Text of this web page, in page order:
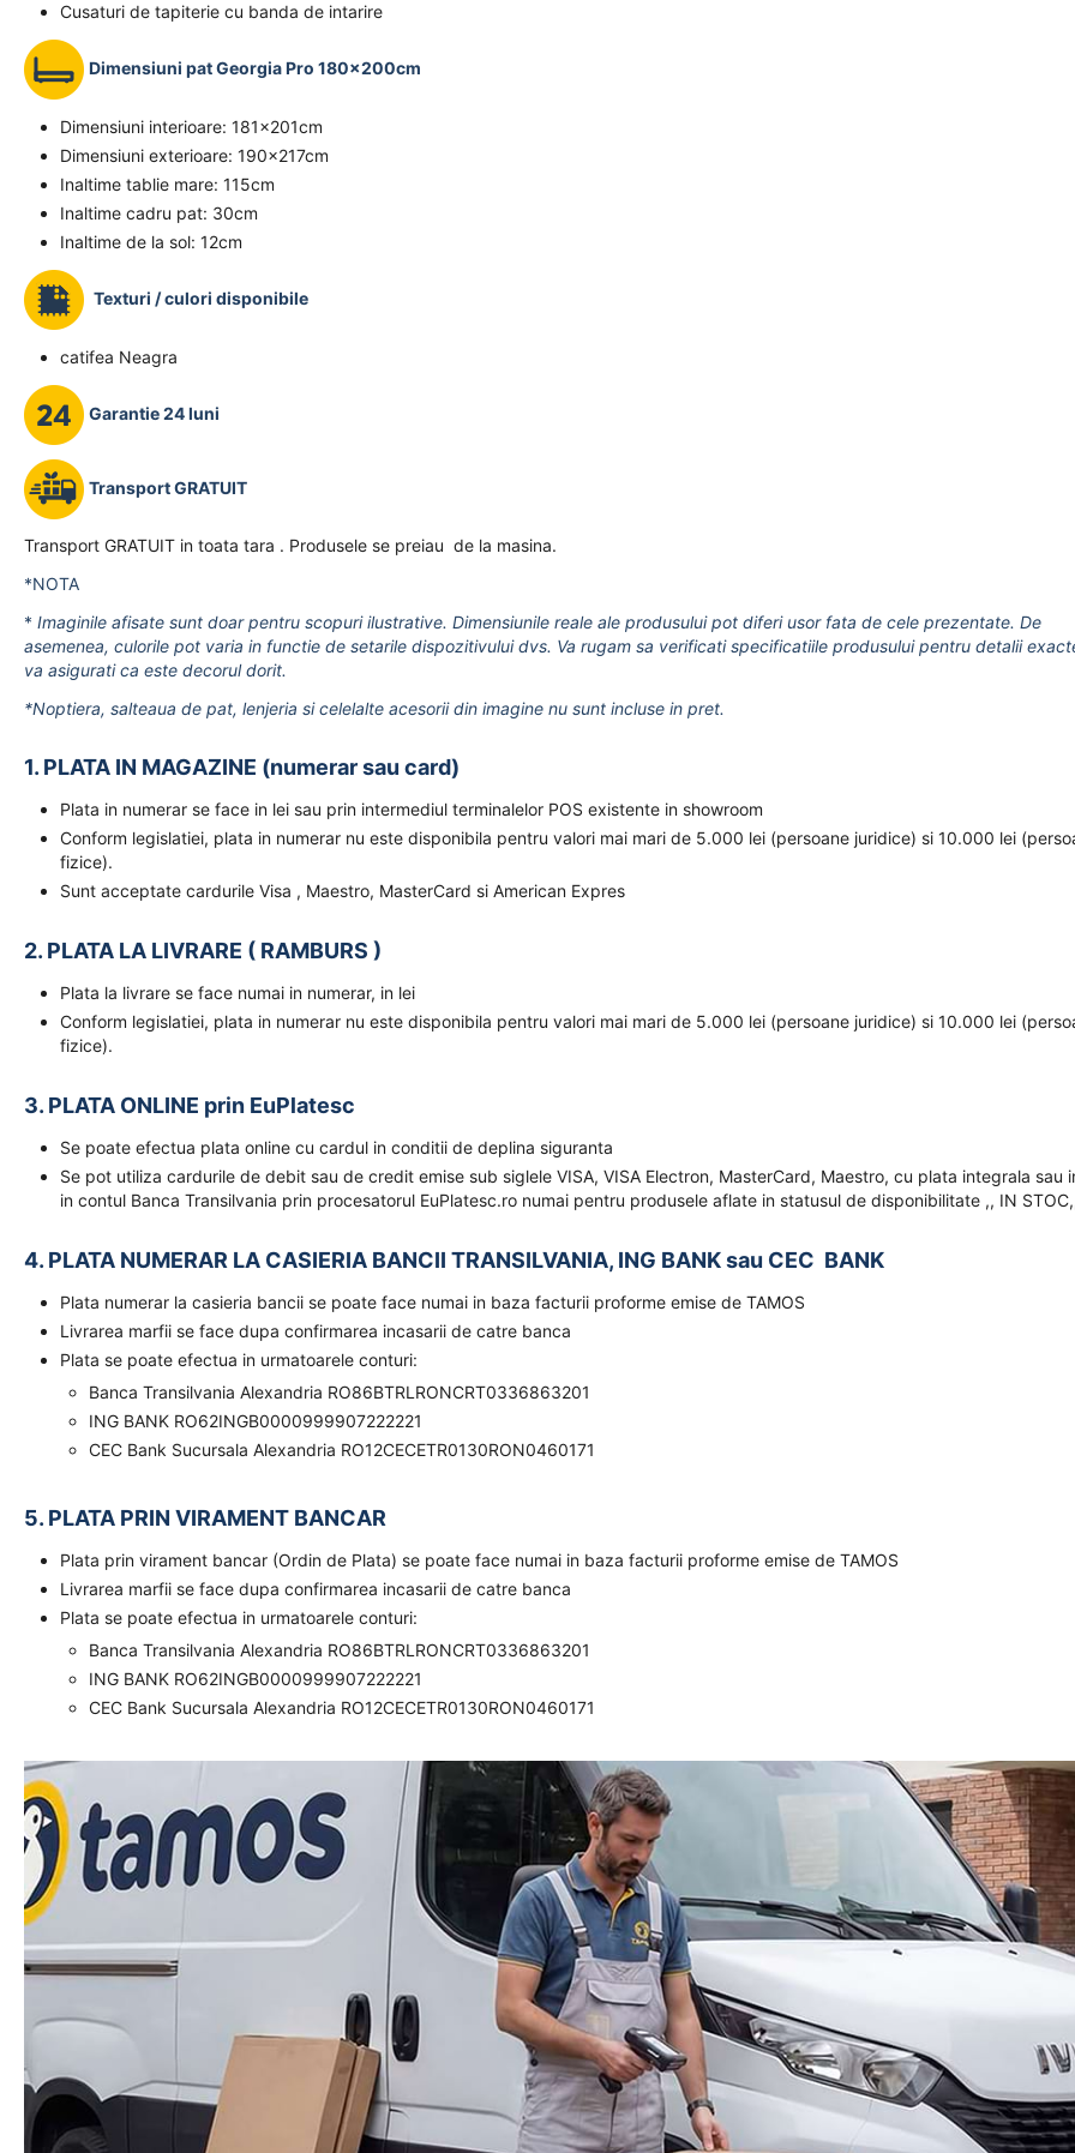
Cusaturi de tapiterie cu banda de intarire
Dimensiuni pat Georgia Pro 180x200cm
Dimensiuni interioare: 181x201cm
Dimensiuni exterioare: 190x217cm
Inaltime tablie mare: 115cm
Inaltime cadru pat: 30cm
Inaltime de la sol: 12cm
Texturi / culori disponibile
catifea Neagra
Garantie 24 luni
Transport GRATUIT
Transport GRATUIT in toata tara . Produsele se preiau de la masina.
*NOTA
* Imaginile afisate sunt doar pentru scopuri ilustrative. Dimensiunile reale ale produsului pot diferi usor fata de cele prezentate. De
asemenea, culorile pot varia in functie de setarile dispozitivului dvs. Va rugam sa verificati specificatiile produsului pentru detalii
va asigurati ca este decorul dorit.
*Noptiera, salteaua de pat, lenjeria si celelalte acesorii din imagine nu sunt incluse in pret.
1. PLATA IN MAGAZINE (numerar sau card)
Plata in numerar se face in lei sau prin intermediul terminalelor POS existente in showroom
Conform legislatiei, plata in numerar nu este disponibila pentru valori mai mari de 5.000 lei (persoane juridice) si 10.000 lei
fizice).
Sunt acceptate cardurile Visa , Maestro, MasterCard si American Expres
2. PLATA LA LIVRARE ( RAMBURS )
Plata la livrare se face numai in numerar, in lei
Conform legislatiei, plata in numerar nu este disponibila pentru valori mai mari de 5.000 lei (persoane juridice) si 10.000 lei
fizice).
3. PLATA ONLINE prin EuPlatesc
Se poate efectua plata online cu cardul in conditii de deplina siguranta
Se pot utiliza cardurile de debit sau de credit emise sub siglele VISA, VISA Electron, MasterCard, Maestro, cu plata integrala sau
in contul Banca Transilvania prin procesatorul EuPlatesc.ro numai pentru produsele aflate in statusul de disponibilitate ,, IN
4. PLATA NUMERAR LA CASIERIA BANCII TRANSILVANIA, ING BANK sau CEC BANK
Plata numerar la casieria bancii se poate face numai in baza facturii proforme emise de TAMOS
Livrarea marfii se face dupa confirmarea incasarii de catre banca
Plata se poate efectua in urmatoarele conturi:
Banca Transilvania Alexandria RO86BTRLRONCRT0336863201
ING BANK RO62INGB0000999907222221
CEC Bank Sucursala Alexandria RO12CECETR0130RON0460171
5. PLATA PRIN VIRAMENT BANCAR
Plata prin virament bancar (Ordin de Plata) se poate face numai in baza facturii proforme emise de TAMOS
Livrarea marfii se face dupa confirmarea incasarii de catre banca
Plata se poate efectua in urmatoarele conturi:
Banca Transilvania Alexandria RO86BTRLRONCRT0336863201
ING BANK RO62INGB0000999907222221
CEC Bank Sucursala Alexandria RO12CECETR0130RON0460171